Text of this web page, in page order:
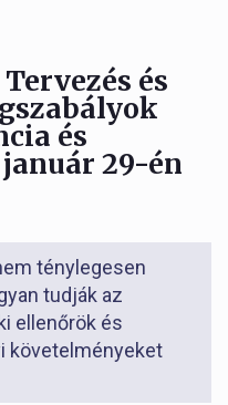
és
és
29-én
ténylegesen
tudják az
ellenőrök és
követelményeket